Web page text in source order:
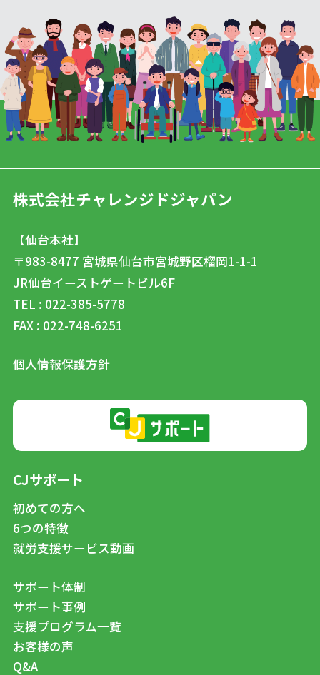
株式会社チャレンジドジャパン
【仙台本社】
〒983-8477 宮城県仙台市宮城野区榴岡1-1-1
JR仙台イーストゲートビル6F
TEL : 022-385-5778
FAX : 022-748-6251
個人情報保護方針
CJサポート
初めての方へ
6つの特徴
就労支援サービス動画
サポート体制
サポート事例
支援プログラム一覧
お客様の声
Q&A